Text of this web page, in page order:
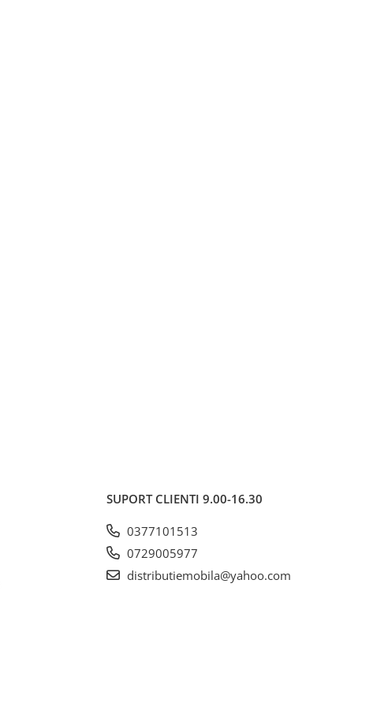
SUPORT CLIENTI 9.00-16.30
0377101513
0729005977
distributiemobila@yahoo.com